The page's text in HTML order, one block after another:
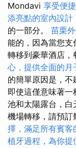
Mondavi 享受便
添亮點的室內設計
的一部分。 苗栗
能的，因為當您
轉移到豪華酒店，
心，提供全面的月
的簡單原因是，不
即使這僅意味著
池和太陽露台，白
機場轉移，請預訂
擇，滿足所有賓客
植牙過程，為你提